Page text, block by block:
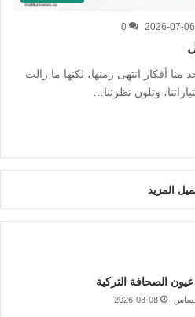
2026-07-06
0
أفكار انتهى زمنها، لكنها ما زالت
وتلون نظرتنا…
المزيد
الصحافة التركية
عساس 2026-08-08